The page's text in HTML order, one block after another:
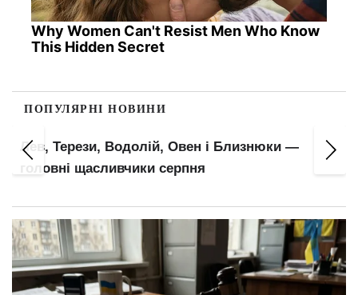
Why Women Can't Resist Men Who Know
This Hidden Secret
ПОПУЛЯРНІ НОВИНИ
Лев, Терези, Водолій, Овен і Близнюки —
головні щасливчики серпня